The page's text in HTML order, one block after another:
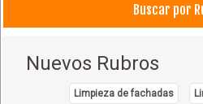
Cartón Corrugado
Cartón
Buscar por
Nuevos Rubros
Limpieza de fachadas